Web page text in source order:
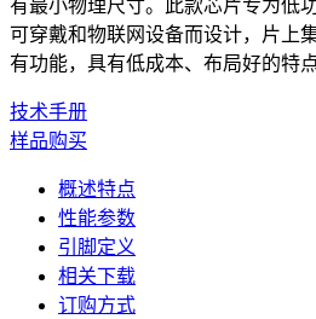
有最小物理尺寸。此款芯片专为低
可穿戴和物联网设备而设计，片上
有功能，具有低成本、布局好的特点
技术手册
样品购买
概述特点
性能参数
引脚定义
相关下载
订购方式